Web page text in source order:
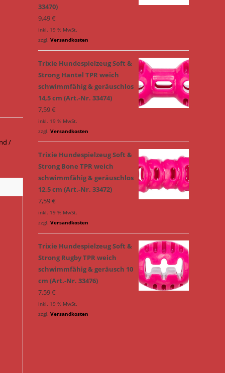
/
33470)
9,49€
inkl. 19 % MwSt.
zzgl. Versandkosten
Trixie Hundespielzeug Soft &
Strong Hantel TPR weich
schwimmfähig & geräuschlos
14,5 cm (Art.-Nr. 33474)
7,59€
inkl. 19 % MwSt.
zzgl. Versandkosten
Trixie Hundespielzeug Soft &
Strong Bone TPR weich
schwimmfähig & geräuschlos
12,5 cm (Art.-Nr. 33472)
7,59€
inkl. 19 % MwSt.
zzgl. Versandkosten
Trixie Hundespielzeug Soft &
Strong Rugby TPR weich
schwimmfähig & geräusch 10
cm (Art.-Nr. 33476)
7,59€
inkl. 19 % MwSt.
zzgl. Versandkosten